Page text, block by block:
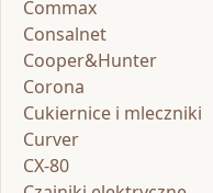
Commax
Consalnet
Cooper&Hunter
Corona
Cukiernice i mleczniki
Curver
CX-80